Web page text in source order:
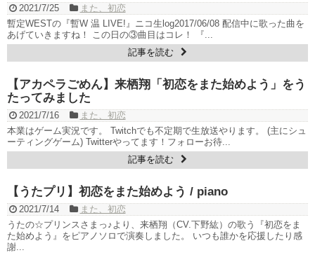
2021/7/25
また、初恋
暫定WESTの『暫W 温 LIVE!』ニコ生log2017/06/08 配信中に歌った曲を
あげていきますね！ この日の③曲目はコレ！ 『...
記事を読む
【アカペラごめん】来栖翔「初恋をまた始めよう」をう
たってみました
2021/7/16
また、初恋
本業はゲーム実況です。 Twitchでも不定期で生放送やります。 (主にシュ
ーティングゲーム) Twitterやってます！フォローお待...
記事を読む
【うたプリ】初恋をまた始めよう / piano
2021/7/14
また、初恋
うたの☆プリンスさまっ♪より、来栖翔（CV.下野紘）の歌う『初恋をま
た始めよう』をピアノソロで演奏しました。 いつも誰かを応援したり感
謝...